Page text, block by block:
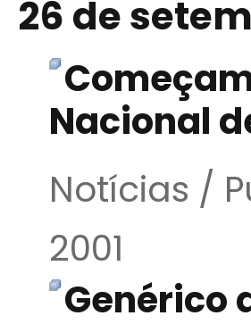
26 de
Nacional
Notícias /
2001
Genérico